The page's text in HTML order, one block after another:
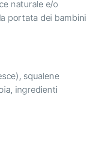
naturale e/o
portata dei bambini
squalene
ingredienti